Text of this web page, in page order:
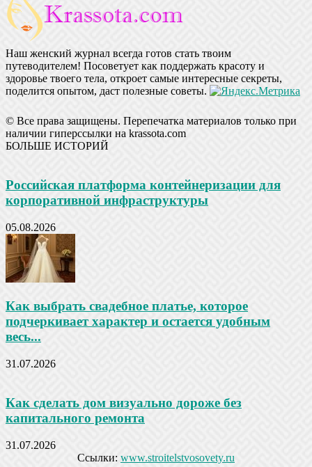
Наш женский журнал всегда готов стать твоим
путеводителем! Посоветует как поддержать красоту и
здоровье твоего тела, откроет самые интересные секреты,
поделится опытом, даст полезные советы.
© Все права защищены. Перепечатка материалов только при
наличии гиперссылки на krassota.com
БОЛЬШЕ ИСТОРИЙ
Российская платформа контейнеризации для
корпоративной инфраструктуры
05.08.2026
Как выбрать свадебное платье, которое
подчеркивает характер и остается удобным
весь...
31.07.2026
Как сделать дом визуально дороже без
капитального ремонта
31.07.2026
Ссылки: www.stroitelstvosovety.ru